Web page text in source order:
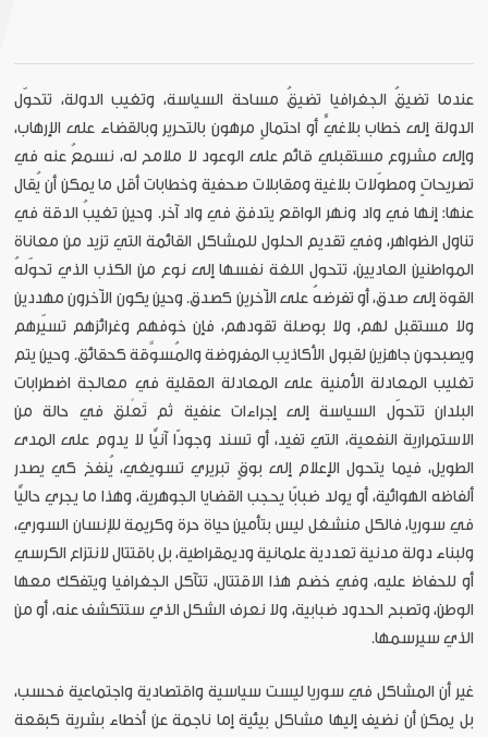
عندما تضيقُ الجغرافيا تضيقُ مساحة السياسة، وتغيب الدولة، تتحوّل
الدولة إلى خطاب بلاغيٍّ أو احتمالٍ مرهون بالتحرير وبالقضاء على الإرهاب،
وإلى مشروع مستقبلي قائم على الوعود لا ملامح له، نسمعُ عنه في
تصريحاتٍ ومطوّلات بلاغية ومقابلات صحفية وخطابات أقل ما يمكن أن يُقال
عنها: إنها في واد ونهر الواقع يتدفق في واد آخر. وحين تغيبُ الدقة في
تناول الظواهر، وفي تقديم الحلول للمشاكل القائمة التي تزيد من معاناة
المواطنين العاديين، تتحول اللغة نفسها إلى نوع من الكذب الذي تحوّلهُ
القوة إلى صدق، أو تفرضهُ على الآخرين كصدق. وحين يكون الآخرون مهددين
ولا مستقبل لهم، ولا بوصلة تقودهم، فإن خوفهم وغرائزهم تسيّرهم
ويصبحون جاهزين لقبول الأكاذيب المفروضة والمُسوَّقة كحقائق. وحين يتم
تغليب المعادلة الأمنية على المعادلة العقلية في معالجة اضطرابات
البلدان تتحوّل السياسة إلى إجراءات عنفية ثم تَعْلق في حالة من
الاستمرارية النفعية، التي تفيد، أو تسند وجودًا آنيًّا لا يدوم على المدى
الطويل، فيما يتحول الإعلام إلى بوقٍ تبريري تسويغي، يُنفخ كي يصدر
ألفاظه الهوائية، أو يولد ضبابًا يحجب القضايا الجوهرية، وهذا ما يجري حاليًّا
في سوريا، فالكل منشغل ليس بتأمين حياة حرة وكريمة للإنسان السوري،
ولبناء دولة مدنية تعددية علمانية وديمقراطية، بل باقتتال لانتزاع الكرسي
أو للحفاظ عليه، وفي خضم هذا الاقتتال، تتآكل الجغرافيا ويتفكك معها
الوطن، وتصبح الحدود ضبابية، ولا نعرف الشكل الذي ستتكشف عنه، أو من
الذي سيرسمها.
غير أن المشاكل في سوريا ليست سياسية واقتصادية واجتماعية فحسب،
بل يمكن أن نضيف إليها مشاكل بيئية إما ناجمة عن أخطاء بشرية كبقعة